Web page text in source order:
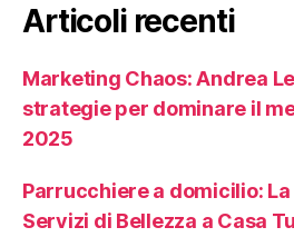
Articoli recenti
Marketing Chaos: Andrea
strategie per dominare il
2025
Parrucchiere a domicilio:
Servizi di Bellezza a Casa